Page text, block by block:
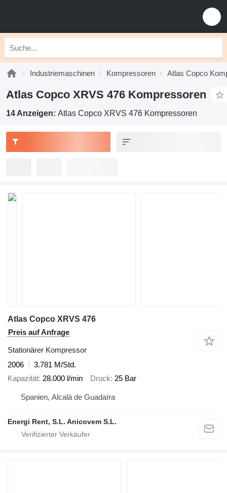
Industriemaschinen Kompressoren Atlas Copco
Atlas Copco XRVS 476 Kompressoren
14 Anzeigen: Atlas Copco XRVS 476 Kompressoren
Atlas Copco XRVS 476
Preis auf Anfrage
Stationärer Kompressor
2006
3.781 M/Std.
Kapazität 28.000 l/min Druck 25 Bar
Spanien, Alcalá de Guadaíra
Energi Rent, S.L. Anicovem S.L.